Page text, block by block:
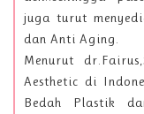
juga turut
dan Anti Aging.
Menurut
Aesthetic di
Bedah Plastik